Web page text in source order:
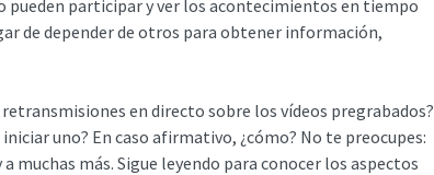
pueden participar y ver los acontecimientos en tiempo
de depender de otros para obtener información,
en directo sobre los vídeos pregrabados?
uno? En caso afirmativo, ¿cómo? No te preocupes:
muchas más. Sigue leyendo para conocer los aspectos